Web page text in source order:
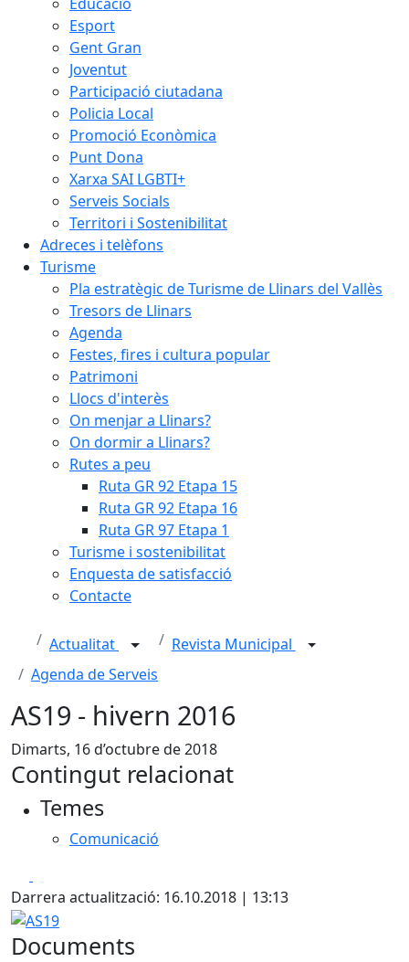
Esport
Gent Gran
Joventut
Participació ciutadana
Policia Local
Promoció Econòmica
Punt Dona
Xarxa SAI LGBTI+
Serveis Socials
Territori i Sostenibilitat
Adreces i telèfons
Turisme
Pla estratègic de Turisme de Llinars del Vallès
Tresors de Llinars
Agenda
Festes, fires i cultura popular
Patrimoni
Llocs d'interès
On menjar a Llinars?
On dormir a Llinars?
Rutes a peu
Ruta GR 92 Etapa 15
Ruta GR 92 Etapa 16
Ruta GR 97 Etapa 1
Turisme i sostenibilitat
Enquesta de satisfacció
Contacte
Actualitat
Revista Municipal
Agenda de Serveis
AS19 - hivern 2016
Dimarts, 16 d’octubre de 2018
Contingut relacionat
Temes
Comunicació
Darrera actualització: 16.10.2018 | 13:13
AS19
Documents